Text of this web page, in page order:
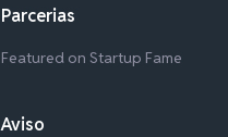
Parcerias
Featured on Startup Fame
Aviso